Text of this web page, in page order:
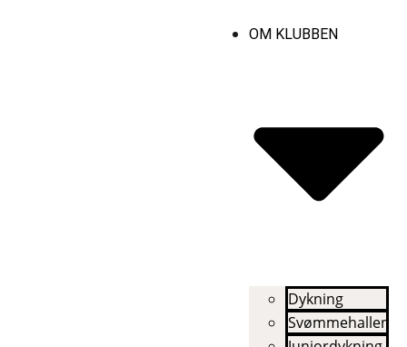
OM KLUBBEN
Dykning
Svømmehallen